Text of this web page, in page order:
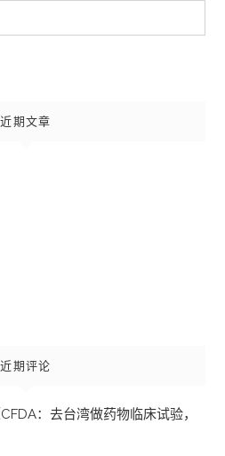
近期文章
近期评论
CFDA：去台湾做药物临床试验，